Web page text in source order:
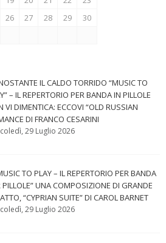
26 27 28 29
30
IL CALDO TORRIDO “MUSIC TO
– IL REPERTORIO PER BANDA IN PILLOLE
VI DIMENTICA: ECCOVI “OLD RUSSIAN
DI FRANCO CESARINI
29 Luglio 2026
TO PLAY – IL REPERTORIO PER BANDA
PILLOLE” UNA COMPOSIZIONE DI GRANDE
“CYPRIAN SUITE” DI CAROL BARNET
29 Luglio 2026